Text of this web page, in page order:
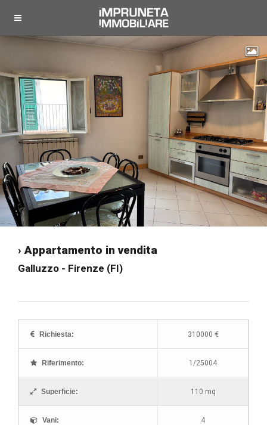
› Appartamento in vendita
Galluzzo - Firenze (FI)
Richiesta: 310000 €
Riferimento: 1/25004
Superficie: 110 mq
Vani: 4